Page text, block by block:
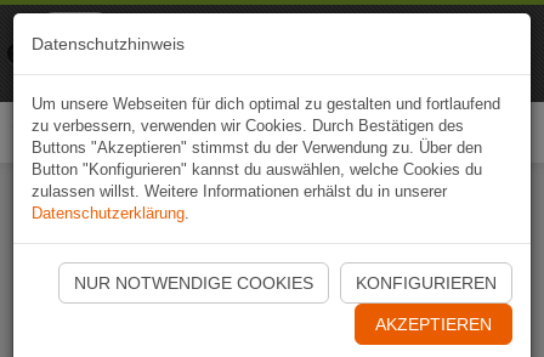
Naviki App jetzt öffnen
Datenschutzhinweis
Um unsere Webseiten für dich optimal zu gestalten und fortlaufend
zu verbessern, verwenden wir Cookies. Durch Bestätigen des
Buttons "Akzeptieren" stimmst du der Verwendung zu. Über den
Button "Konfigurieren" kannst du auswählen, welche Cookies du
zulassen willst. Weitere Informationen erhälst du in unserer
Datenschutzerklärung.
NUR NOTWENDIGE COOKIES KONFIGURIEREN
AKZEPTIEREN
Naviki